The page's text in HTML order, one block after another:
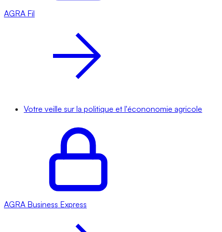
AGRA Fil
Votre veille sur la politique et l'écononomie agricole
AGRA Business Express